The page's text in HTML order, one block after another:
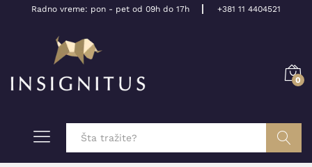
Radno vreme: pon - pet od 09h do 17h +381 11 4404521
0